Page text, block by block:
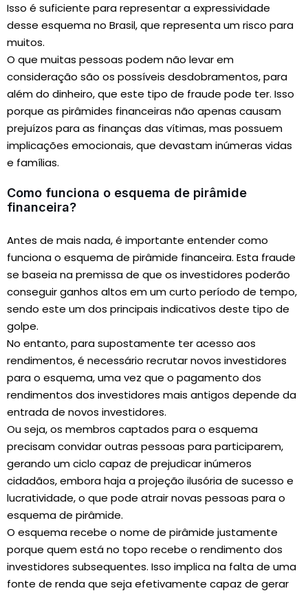
Isso é suficiente para representar a expressividade
desse esquema no Brasil, que representa um risco para
muitos.
O que muitas pessoas podem não levar em
consideração são os possíveis desdobramentos, para
além do dinheiro, que este tipo de fraude pode ter. Isso
porque as pirâmides financeiras não apenas causam
prejuízos para as finanças das vítimas, mas possuem
implicações emocionais, que devastam inúmeras vidas
e famílias.
Como funciona o esquema de pirâmide
financeira?
Antes de mais nada, é importante entender como
funciona o esquema de pirâmide financeira. Esta fraude
se baseia na premissa de que os investidores poderão
conseguir ganhos altos em um curto período de tempo,
sendo este um dos principais indicativos deste tipo de
golpe.
No entanto, para supostamente ter acesso aos
rendimentos, é necessário recrutar novos investidores
para o esquema, uma vez que o pagamento dos
rendimentos dos investidores mais antigos depende da
entrada de novos investidores.
Ou seja, os membros captados para o esquema
precisam convidar outras pessoas para participarem,
gerando um ciclo capaz de prejudicar inúmeros
cidadãos, embora haja a projeção ilusória de sucesso e
lucratividade, o que pode atrair novas pessoas para o
esquema de pirâmide.
O esquema recebe o nome de pirâmide justamente
porque quem está no topo recebe o rendimento dos
investidores subsequentes. Isso implica na falta de uma
fonte de renda que seja efetivamente capaz de gerar